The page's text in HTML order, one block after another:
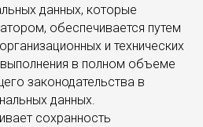
данных, которые
обеспечивается путем
и технических
в полном объеме
законодательства в
данных.
сохранность